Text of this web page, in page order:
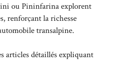
ou Pininfarina explorent
renforçant la richesse
transalpine.
articles détaillés expliquant